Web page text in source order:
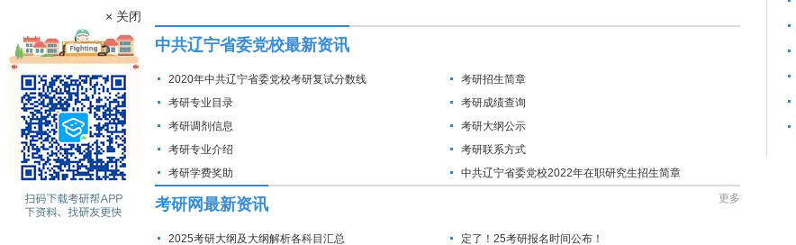
中共辽宁省委党校最新资讯
2020年中共辽宁省委党校考研复试分数线
考研招生简章
考研专业目录
考研成绩查询
考研调剂信息
考研大纲公示
考研专业介绍
考研联系方式
考研学费奖助
中共辽宁省委党校2022年在职研究生招生简章
考研网最新资讯 更多
2025考研大纲及大纲解析各科目汇总 定了！25考研报名时间公布！
× 关闭